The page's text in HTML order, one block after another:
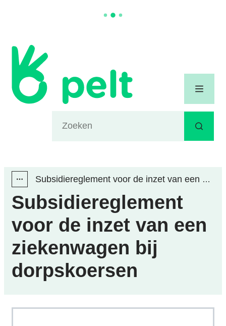
Gemeente Pelt
Zoeken
Menu
Toon alle broodkruimel items
Subsidiereglement voor de inzet van een ziekenwagen bij dorpskoersen
Subsidiereglement
voor de inzet van een
ziekenwagen bij
dorpskoersen